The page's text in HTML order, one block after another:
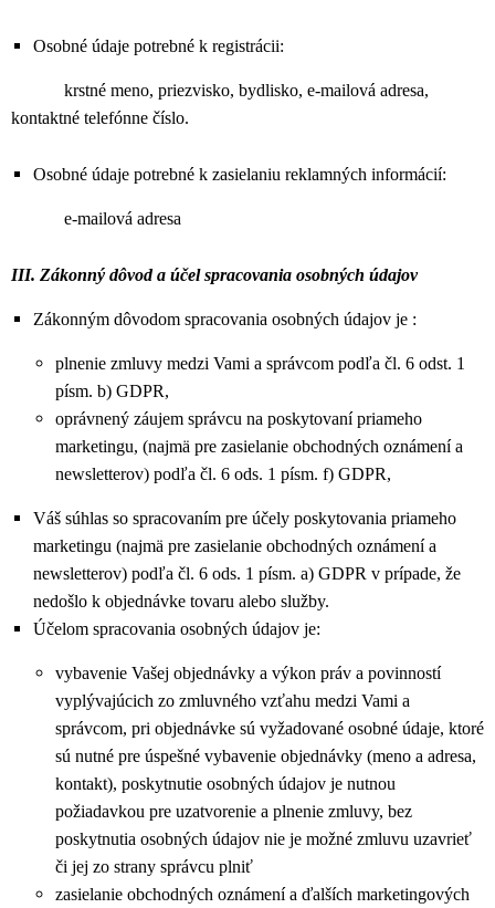
Osobné údaje potrebné k registrácii:
krstné meno, priezvisko, bydlisko, e-mailová adresa,
kontaktné telefónne číslo.
Osobné údaje potrebné k zasielaniu reklamných informácií:
e-mailová adresa
III. Zákonný dôvod a účel spracovania osobných údajov
Zákonným dôvodom spracovania osobných údajov je :
plnenie zmluvy medzi Vami a správcom podľa čl. 6 odst. 1
písm. b) GDPR,
oprávnený záujem správcu na poskytovaní priameho
marketingu, (najmä pre zasielanie obchodných oznámení a
newsletterov) podľa čl. 6 ods. 1 písm. f) GDPR,
Váš súhlas so spracovaním pre účely poskytovania priameho
marketingu (najmä pre zasielanie obchodných oznámení a
newsletterov) podľa čl. 6 ods. 1 písm. a) GDPR v prípade, že
nedošlo k objednávke tovaru alebo služby.
Účelom spracovania osobných údajov je:
vybavenie Vašej objednávky a výkon práv a povinností
vyplývajúcich zo zmluvného vzťahu medzi Vami a
správcom, pri objednávke sú vyžadované osobné údaje, ktoré
sú nutné pre úspešné vybavenie objednávky (meno a adresa,
kontakt), poskytnutie osobných údajov je nutnou
požiadavkou pre uzatvorenie a plnenie zmluvy, bez
poskytnutia osobných údajov nie je možné zmluvu uzavrieť
či jej zo strany správcu plniť
zasielanie obchodných oznámení a ďalších marketingových